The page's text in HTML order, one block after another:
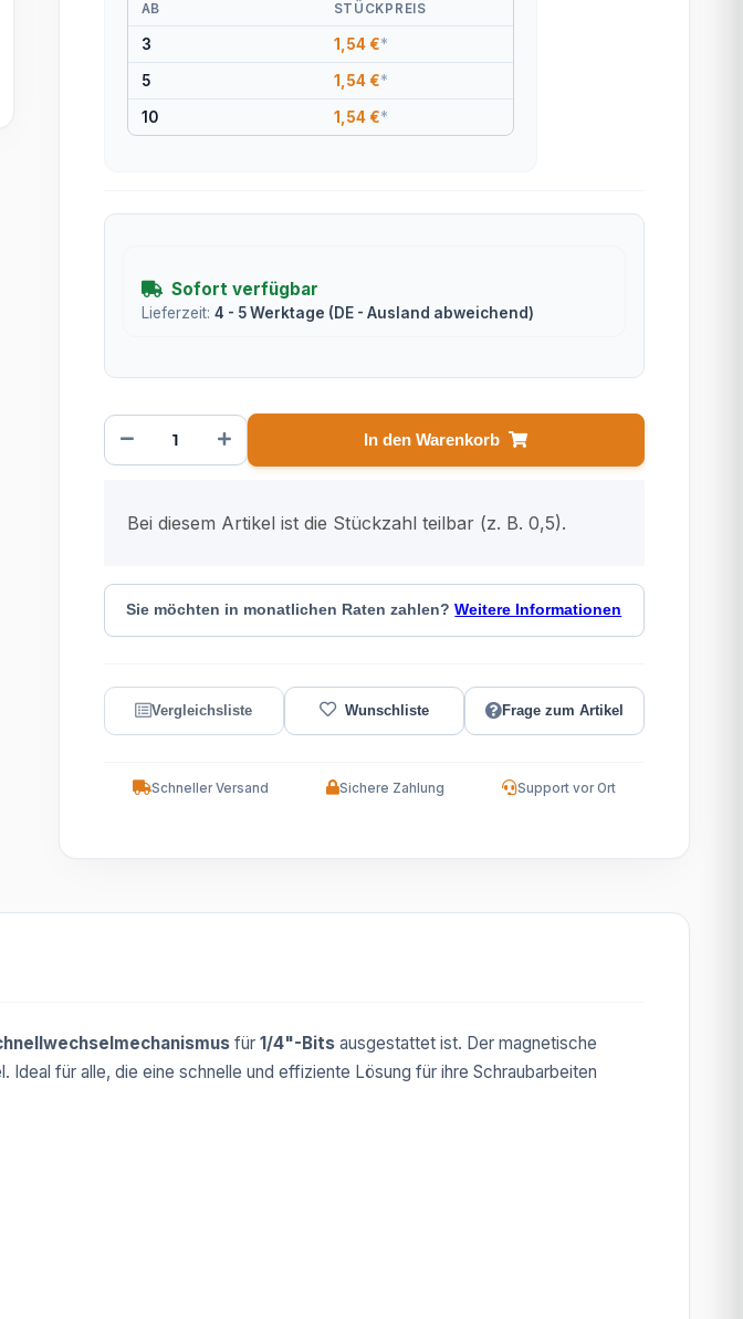
AB STÜCKPREIS
3 1,54 €*
5 1,54 €*
10 1,54 €*
Sofort verfügbar
Lieferzeit: 4 - 5 Werktage (DE - Ausland abweichend)
In den Warenkorb
Bei diesem Artikel ist die Stückzahl teilbar (z. B. 0,5).
Sie möchten in monatlichen Raten zahlen?Weitere Informationen
Frage zum Artikel
Schneller Versand Sichere Zahlung Support vor Ort
für 1/4"-Bits ausgestattet ist. Der magnetische
für alle, die eine schnelle und effiziente Lösung für ihre Schraubarbeiten